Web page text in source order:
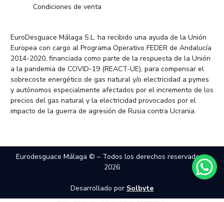
Condiciones de venta
EuroDesguace Málaga S.L. ha recibido una ayuda de la Unión
Europea con cargo al Programa Operativo FEDER de Andalucía
2014-2020, financiada como parte de la respuesta de la Unión
a la pandemia de COVID-19 (REACT-UE), para compensar el
sobrecoste energético de gas natural y/o electricidad a pymes
y autónomos especialmente afectados por el incremento de los
precios del gas natural y la electricidad provocados por el
impacto de la guerra de agresión de Rusia contra Ucrania.
Eurodesguace Málaga © – Todos los derechos reservados –
2026
Desarrollado por Solbyte